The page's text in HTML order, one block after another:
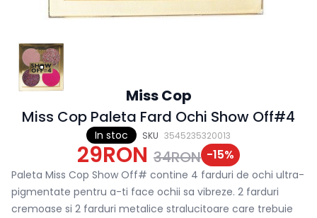
In stoc SKU 3545235320013
Miss Cop
Miss Cop Paleta Fard Ochi Show Off#4
29RON 34RON -15%
Paleta Miss Cop Show Off# contine 4 farduri de ochi ultra-
pigmentate pentru a-ti face ochii sa vibreze. 2 farduri
cremoase si 2 farduri metalice stralucitoare care trebuie